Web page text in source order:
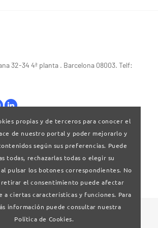
32-34 4ª planta . Barcelona 08003. Telf:
Bases legales|Política de privacitat
de Catalunya
propias y de terceros para conocer el
de nuestro portal y poder mejorarlo y
según sus preferencias. Puede
todas, rechazarlas todas o elegir su
pulsar los botones correspondientes. No
el consentimiento puede afectar
a ciertas características y funciones. Para
información puede consultar nuestra
Política de Cookies.